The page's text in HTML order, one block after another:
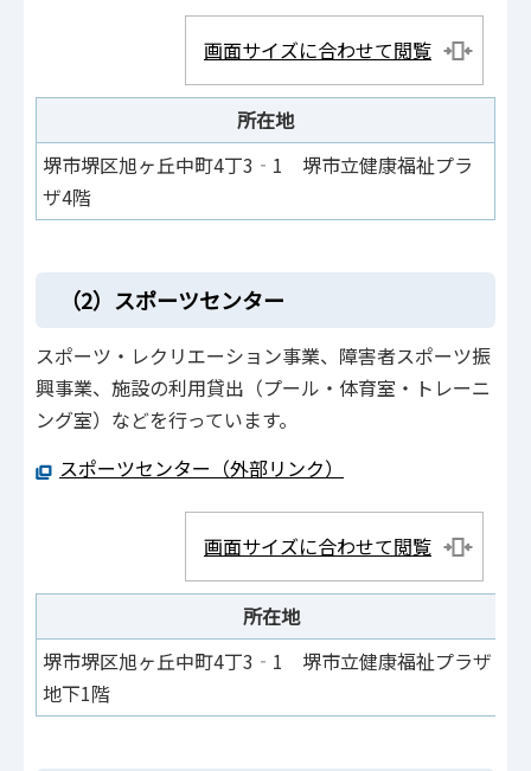
画面サイズに合わせて閲覧
所在地
堺市堺区旭ヶ丘中町4丁3‐1 堺市立健康福祉プラ
ザ4階
（2）スポーツセンター
スポーツ・レクリエーション事業、障害者スポーツ振
興事業、施設の利用貸出（プール・体育室・トレーニ
ング室）などを行っています。
スポーツセンター（外部リンク）
画面サイズに合わせて閲覧
所在地
堺市堺区旭ヶ丘中町4丁3‐1 堺市立健康福祉プラザ
地下1階